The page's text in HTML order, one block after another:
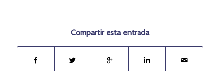
Compartir esta entrada